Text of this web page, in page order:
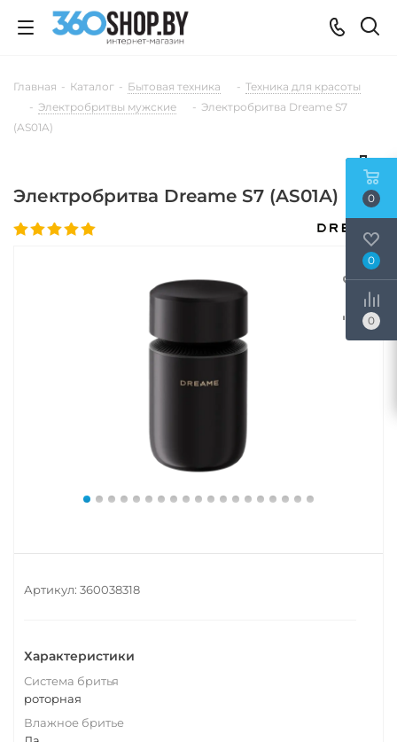
Главная - Каталог - Бытовая техника - Техника для красоты
- Электробритвы мужские - Электробритва Dreame S7
(AS01A)
Электробритва Dreame S7 (AS01A)
Артикул: 360038318
Характеристики
Система бритья
роторная
Влажное бритье
0
0
0